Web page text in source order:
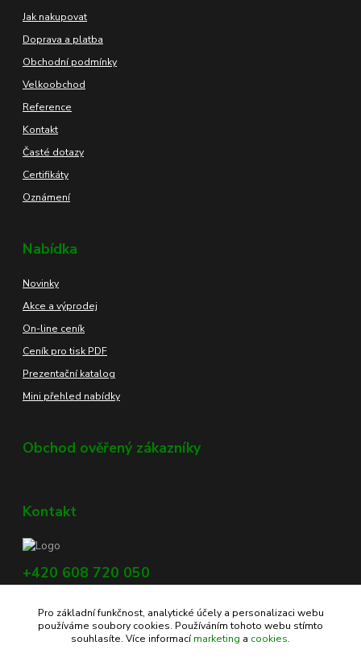
Jak nakupovat
Doprava a platba
Obchodní podmínky
Velkoobchod
Reference
Kontakt
Časté dotazy
Certifikáty
Oznámení
Nabídka
Novinky
Akce a výprodej
On-line ceník
Ceník pro tisk PDF
Prezentační katalog
Mini přehled nabídky
Obchod ověřený zákazníky
Kontakt
+420 608 720 050
Využijte náš chat, vpravo dole na obrazovce.
info@profikoreni.cz
Pro základní funkčnost, analytické účely a personalizaci webu
používáme soubory cookies. Používáním tohoto webu stímto
souhlasíte. Více informacímarketing a cookies.